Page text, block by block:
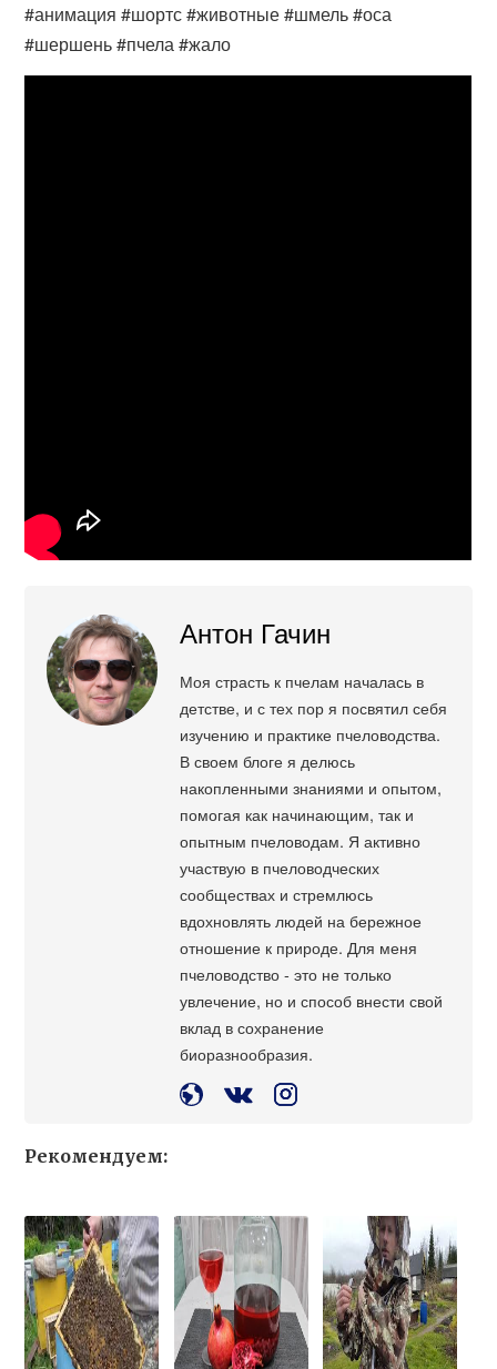
#анимация #шортс #животные #шмель #оса
#шершень #пчела #жало
Антон Гачин
Моя страсть к пчелам началась в
детстве, и с тех пор я посвятил себя
изучению и практике пчеловодства.
В своем блоге я делюсь
накопленными знаниями и опытом,
помогая как начинающим, так и
опытным пчеловодам. Я активно
участвую в пчеловодческих
сообществах и стремлюсь
вдохновлять людей на бережное
отношение к природе. Для меня
пчеловодство - это не только
увлечение, но и способ внести свой
вклад в сохранение
биоразнообразия.
Рекомендуем: